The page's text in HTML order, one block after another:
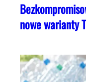
nowe warianty